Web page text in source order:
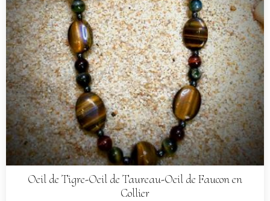
Oeil de Tigre-Oeil de Taureau-Oeil de Faucon en
Collier